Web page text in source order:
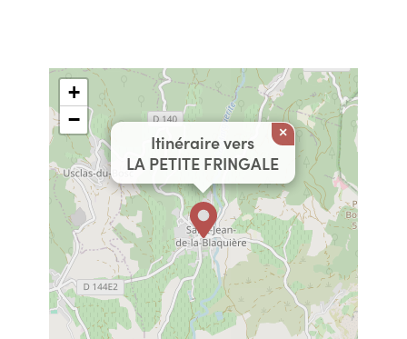
Itinéraire vers
LA PETITE FRINGALE
×
+
−